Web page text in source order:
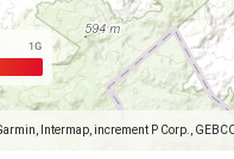
Intermap, increment P Corp.,